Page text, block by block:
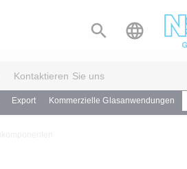
 
Kontaktieren Sie uns
Export Kommerzielle Glasanwendungen